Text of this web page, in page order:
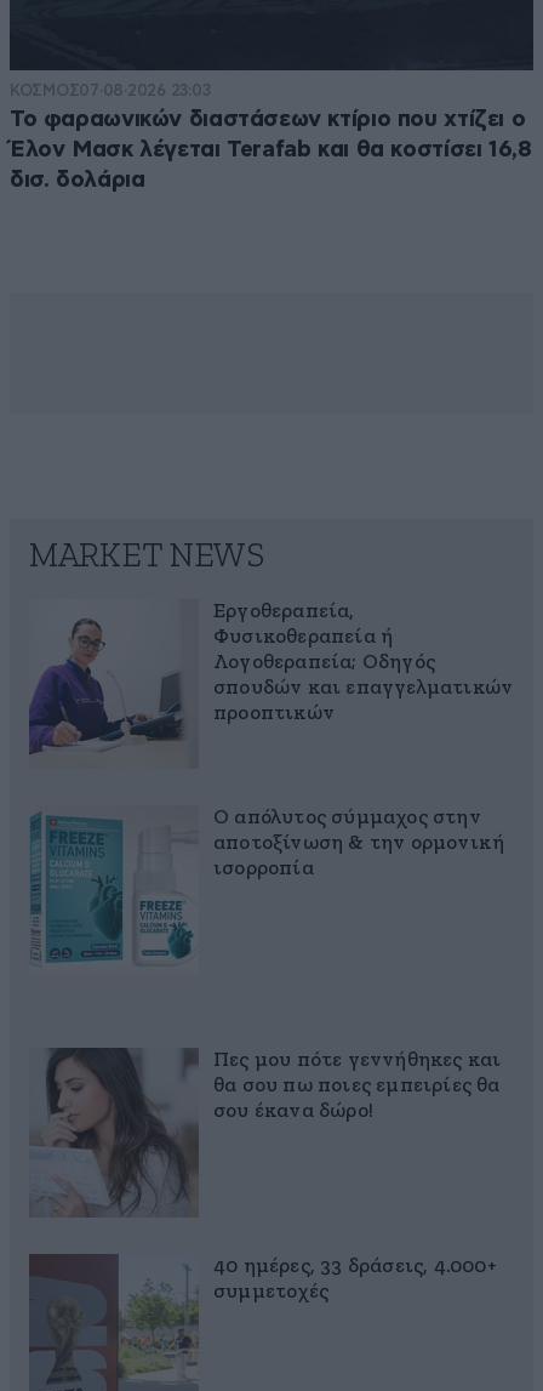
ΚΟΣΜΟΣ07·08·2026 23:03
Το φαραωνικών διαστάσεων κτίριο που χτίζει ο
Έλον Μασκ λέγεται Terafab και θα κοστίσει 16,8
δισ. δολάρια
MARKET NEWS
Εργοθεραπεία,
Φυσικοθεραπεία ή
Λογοθεραπεία; Οδηγός
σπουδών και επαγγελματικών
προοπτικών
Ο απόλυτος σύμμαχος στην
αποτοξίνωση & την ορμονική
ισορροπία
Πες μου πότε γεννήθηκες και
θα σου πω ποιες εμπειρίες θα
σου έκανα δώρο!
40 ημέρες, 33 δράσεις, 4.000+
συμμετοχές